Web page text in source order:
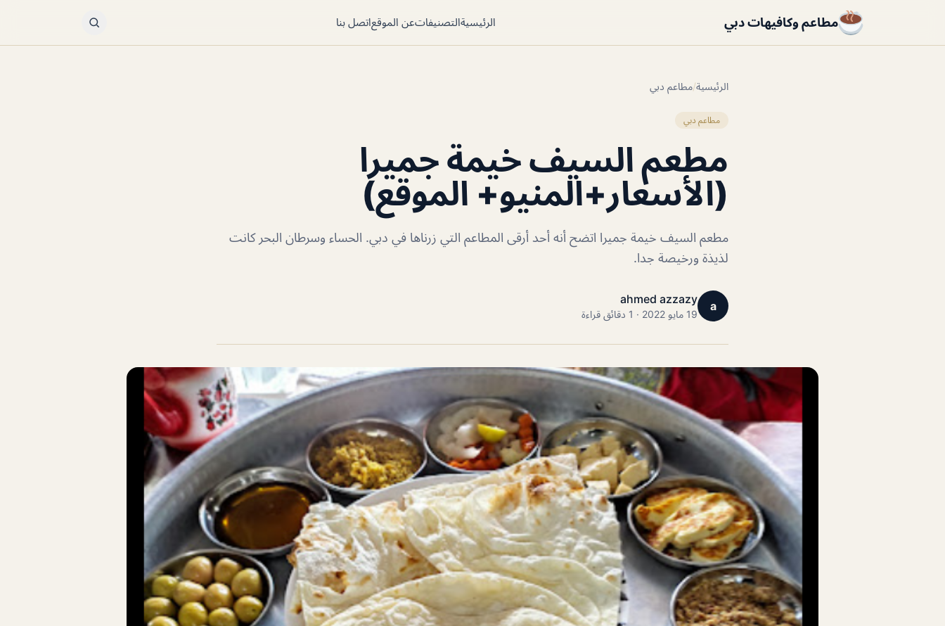
مطاعم وكافيهات دبي الرئيسيةالتصنيفاتعن الموقعاتصل بنا
الرئيسية/مطاعم دبي
مطاعم دبي
مطعم السيف خيمة جميرا
(الأسعار+المنيو+ الموقع)
مطعم السيف خيمة جميرا اتضح أنه أحد أرقى المطاعم التي زرناها في دبي. الحساء وسرطان البحر كانت
لذيذة ورخيصة جدا.
a
ahmed azzazy
19 مايو 2022 · 1 دقائق قراءة